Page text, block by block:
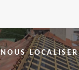
NOUS LOCALISER